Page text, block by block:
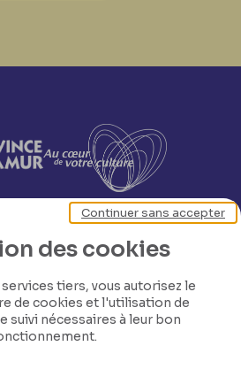
des cookies
tiers, vous autorisez le
de cookies et l'utilisation de
suivi nécessaires à leur bon
Continuer sans accepter